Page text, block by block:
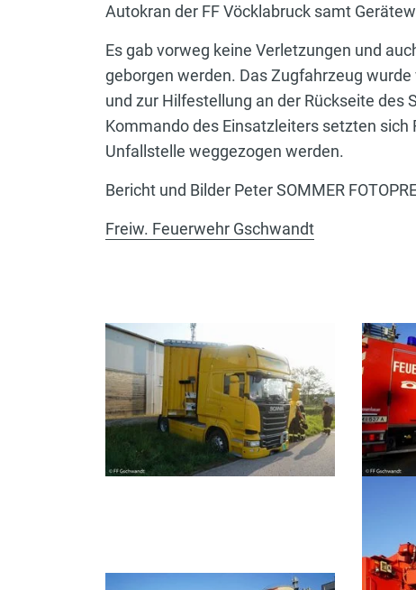
Autokran der FF Vöcklabruck samt
Es gab vorweg keine Verletzungen und
geborgen werden. Das Zugfahrzeug
und zur Hilfestellung an der Rückseite
Kommando des Einsatzleiters setzten sich
Unfallstelle weggezogen werden.
Bericht und Bilder Peter SOMMER
Freiw. Feuerwehr Gschwandt